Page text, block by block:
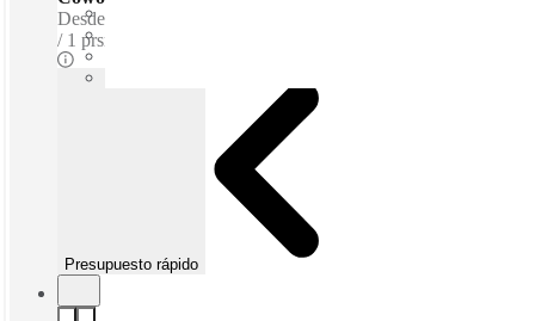
Desde
1 prsns
Presupuesto rápido